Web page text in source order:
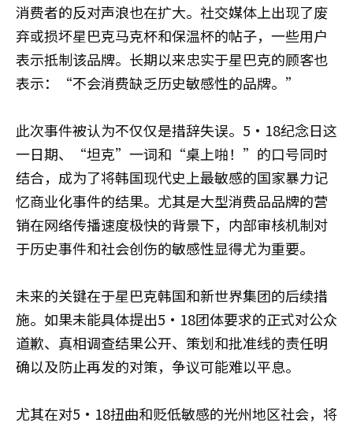
消费者的反对声浪也在扩大。社交媒体上出现了废
弃或损坏星巴克马克杯和保温杯的帖子，一些用户
表示抵制该品牌。长期以来忠实于星巴克的顾客也
表示：“不会消费缺乏历史敏感性的品牌。”
此次事件被认为不仅仅是措辞失误。5·18纪念日这
一日期、“坦克”一词和“桌上啪！”的口号同时
结合，成为了将韩国现代史上最敏感的国家暴力记
忆商业化事件的结果。尤其是大型消费品品牌的营
销在网络传播速度极快的背景下，内部审核机制对
于历史事件和社会创伤的敏感性显得尤为重要。
未来的关键在于星巴克韩国和新世界集团的后续措
施。如果未能具体提出5·18团体要求的正式对公众
道歉、真相调查结果公开、策划和批准线的责任明
确以及防止再发的对策，争议可能难以平息。
尤其在对5·18扭曲和贬低敏感的光州地区社会，将